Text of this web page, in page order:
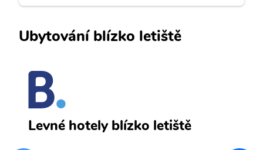
Ubytování blízko letiště
Levné hotely blízko letiště